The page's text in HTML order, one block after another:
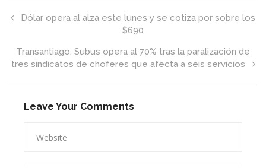
Dólar opera al alza este lunes y se cotiza por sobre los
$690
Transantiago: Subus opera al 70% tras la paralización de
tres sindicatos de choferes que afecta a seis servicios
Leave Your Comments